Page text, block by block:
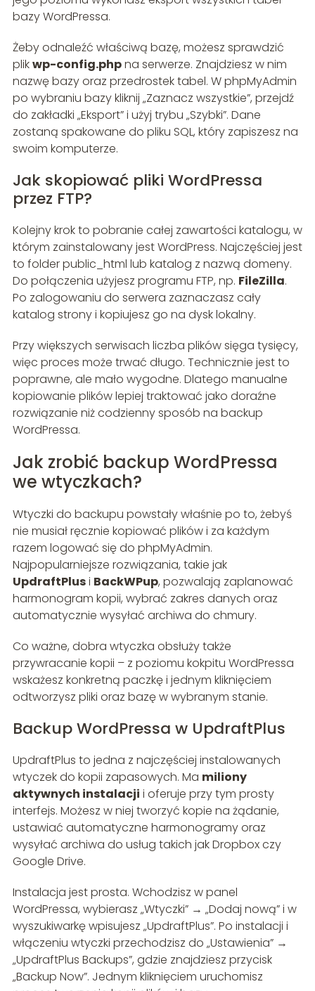
bazy WordPressa.
Żeby odnaleźć właściwą bazę, możesz sprawdzić
plikwp-config.phpna serwerze. Znajdziesz w nim
nazwę bazy oraz przedrostek tabel. W phpMyAdmin
po wybraniu bazy kliknij „Zaznacz wszystkie”, przejdź
do zakładki „Eksport” i użyj trybu „Szybki”. Dane
zostaną spakowane do pliku SQL, który zapiszesz na
swoim komputerze.
Jak skopiować pliki WordPressa
przez FTP?
Kolejny krok to pobranie całej zawartości katalogu, w
którym zainstalowany jest WordPress. Najczęściej jest
to folder public_html lub katalog z nazwą domeny.
Do połączenia użyjesz programu FTP, np. FileZilla.
Po zalogowaniu do serwera zaznaczasz cały
katalog strony i kopiujesz go na dysk lokalny.
Przy większych serwisach liczba plików sięga tysięcy,
więc proces może trwać długo. Technicznie jest to
poprawne, ale mało wygodne. Dlatego manualne
kopiowanie plików lepiej traktować jako doraźne
rozwiązanie niż codzienny sposób na backup
WordPressa.
Jak zrobić backup WordPressa
we wtyczkach?
Wtyczki do backupu powstały właśnie po to, żebyś
nie musiał ręcznie kopiować plików i za każdym
razem logować się do phpMyAdmin.
Najpopularniejsze rozwiązania, takie jak
UpdraftPlusi BackWPup, pozwalają zaplanować
harmonogram kopii, wybrać zakres danych oraz
automatycznie wysyłać archiwa do chmury.
Co ważne, dobra wtyczka obsłuży także
przywracanie kopii – z poziomu kokpitu WordPressa
wskażesz konkretną paczkę i jednym kliknięciem
odtworzysz pliki oraz bazę w wybranym stanie.
Backup WordPressa w UpdraftPlus
UpdraftPlus to jedna z najczęściej instalowanych
wtyczek do kopii zapasowych. Ma miliony
aktywnych instalacji i oferuje przy tym prosty
interfejs. Możesz w niej tworzyć kopie na żądanie,
ustawiać automatyczne harmonogramy oraz
wysyłać archiwa do usług takich jak Dropbox czy
Google Drive.
Instalacja jest prosta. Wchodzisz w panel
WordPressa, wybierasz „Wtyczki” → „Dodaj nową” i w
wyszukiwarkę wpisujesz „UpdraftPlus”. Po instalacji i
włączeniu wtyczki przechodzisz do „Ustawienia” →
„UpdraftPlus Backups”, gdzie znajdziesz przycisk
„Backup Now”. Jednym kliknięciem uruchomisz